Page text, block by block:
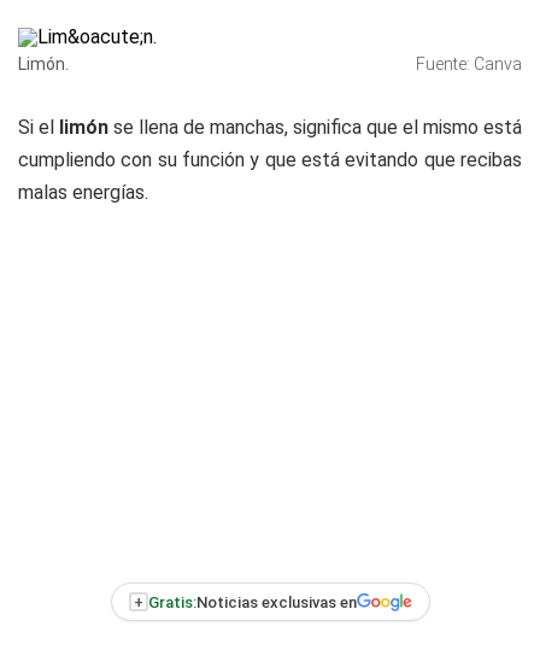
Limón. Fuente: Canva
Si el limón se llena de manchas, significa que el mismo está
cumpliendo con su función y que está evitando que recibas
malas energías.
+ Gratis:Noticias exclusivas en